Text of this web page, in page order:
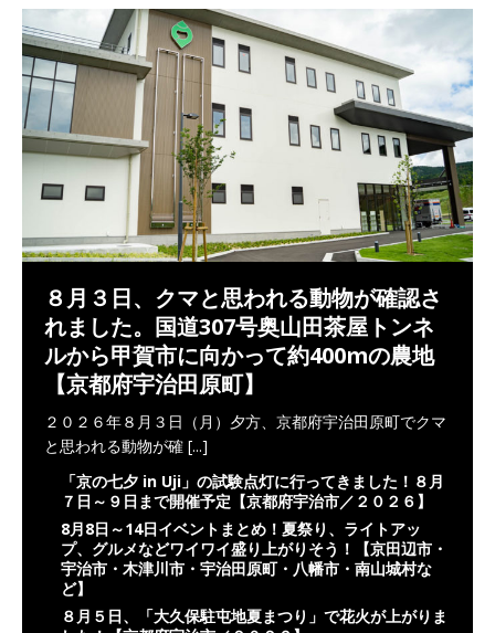
８月３日、クマと思われる動物が確認さ
れました。国道307号奥山田茶屋トンネ
ルから甲賀市に向かって約400mの農地
【京都府宇治田原町】
２０２６年８月３日（月）夕方、京都府宇治田原町でクマ
と思われる動物が確 [...]
「京の七夕 in Uji」の試験点灯に行ってきました！８月
７日～９日まで開催予定【京都府宇治市／２０２６】
8月8日～14日イベントまとめ！夏祭り、ライトアッ
プ、グルメなどワイワイ盛り上がりそう！【京田辺市・
宇治市・木津川市・宇治田原町・八幡市・南山城村な
ど】
８月５日、「大久保駐屯地夏まつり」で花火が上がりま